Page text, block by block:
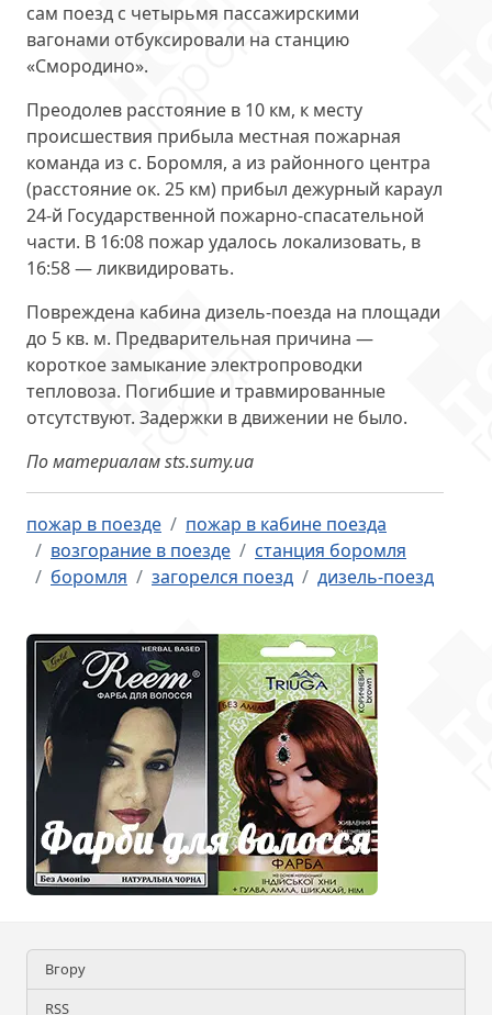
сам поезд с четырьмя пассажирскими
вагонами отбуксировали на станцию
«Смородино».
Преодолев расстояние в 10 км, к месту
происшествия прибыла местная пожарная
команда из с. Боромля, а из районного центра
(расстояние ок. 25 км) прибыл дежурный караул
24-й Государственной пожарно-спасательной
части. В 16:08 пожар удалось локализовать, в
16:58 — ликвидировать.
Повреждена кабина дизель-поезда на площади
до 5 кв. м. Предварительная причина —
короткое замыкание электропроводки
тепловоза. Погибшие и травмированные
отсутствуют. Задержки в движении не было.
По материалам sts.sumy.ua
пожар в поезде
пожар в кабине поезда
возгорание в поезде
станция боромля
боромля
загорелся поезд дизель-поезд
Вгору
RSS